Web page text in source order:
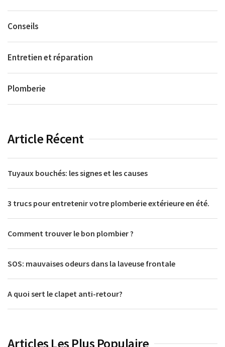
Conseils
Entretien et réparation
Plomberie
Article Récent
Tuyaux bouchés: les signes et les causes
3 trucs pour entretenir votre plomberie extérieure en été.
Comment trouver le bon plombier ?
SOS: mauvaises odeurs dans la laveuse frontale
A quoi sert le clapet anti-retour?
Articles Les Plus Populaire